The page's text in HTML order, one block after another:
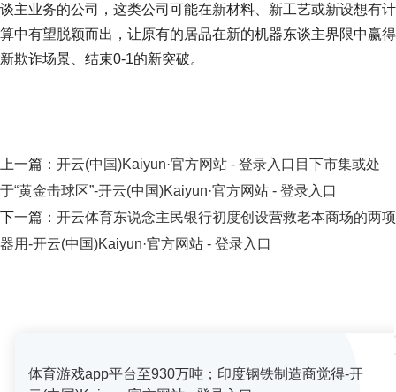
谈主业务的公司，这类公司可能在新材料、新工艺或新设想有计
算中有望脱颖而出，让原有的居品在新的机器东谈主界限中赢得
新欺诈场景、结束0-1的新突破。
上一篇： 开云(中国)Kaiyun·官方网站 - 登录入口目下市集或处
于“黄金击球区”-开云(中国)Kaiyun·官方网站 - 登录入口
下一篇： 开云体育东说念主民银行初度创设营救老本商场的两项
器用-开云(中国)Kaiyun·官方网站 - 登录入口
体育游戏app平台至930万吨；印度钢铁制造商觉得-开